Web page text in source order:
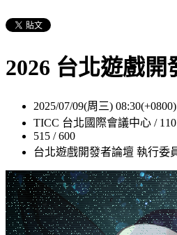
2026 台北遊戲
2025/07/09(周三) 08:30(+0800)
TICC 台北國際會議中心 /
515 / 600
台北遊戲開發者論壇 執行委